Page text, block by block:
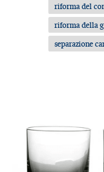
riforma del
riforma della
separazione